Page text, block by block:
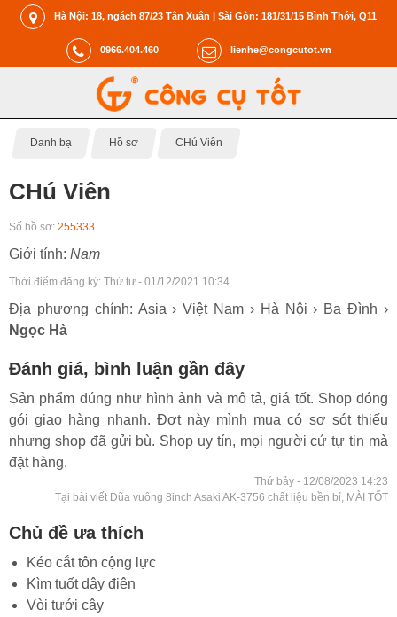
Hà Nội: 18, ngách 87/23 Tân Xuân | Sài Gòn: 181/31/15 Bình Thới, Q11
0966.404.460 lienhe@congcutot.vn
Danh bạ Hồ sơ CHú Viên
CHú Viên
Số hồ sơ: 255333
Giới tính: Nam
Thời điểm đăng ký: Thứ tư - 01/12/2021 10:34
Địa phương chính: Asia › Việt Nam › Hà Nội › Ba Đình ›
Ngọc Hà
Đánh giá, bình luận gần đây
Sản phẩm đúng như hình ảnh và mô tả, giá tốt. Shop đóng
gói giao hàng nhanh. Đợt này mình mua có sơ sót thiếu
nhưng shop đã gửi bù. Shop uy tín, mọi người cứ tự tin mà
đặt hàng.
Thứ bảy - 12/08/2023 14:23
Tại bài viết Dũa vuông 8inch Asaki AK-3756 chất liệu bền bỉ, MÀI TỐT
Chủ đề ưa thích
Kéo cắt tôn cộng lực
Kìm tuốt dây điện
Vòi tưới cây